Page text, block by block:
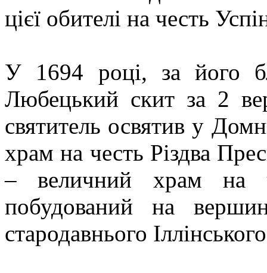
цієї обителі на честь
У 1694 році, за його
Любецький скит за 2
святитель освятив у
храм на честь Різдва
– величний храм на
побудований на
стародавнього